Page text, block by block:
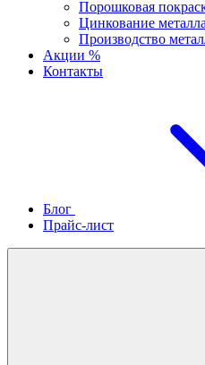
Порошковая
Цинкование металла
Производство
Акции %
Контакты
Блог
Прайс-лист